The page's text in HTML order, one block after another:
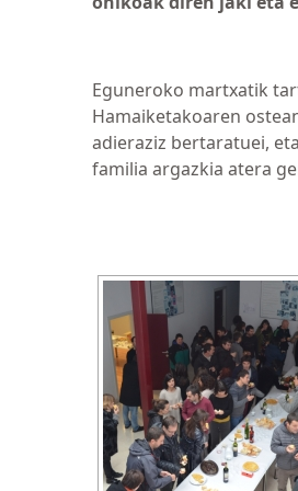
Eguneroko martxatik
Hamaiketakoaren
adieraziz bertaratuei,
familia argazkia atera